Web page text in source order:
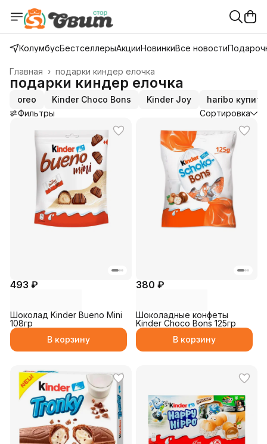
КолумбусБестселлерыАкцииНовинкиВсе новости
подарки киндер елочка
Главная ›
подарки киндер елочка
oreo Kinder Choco Bons Kinder Joy
haribo купить
Фильтры
Сортировка
493 ₽
Шоколад Kinder Bueno Mini
108гр
В корзину
380 ₽
Шоколадные конфеты
Kinder Choco Bons 125гр
В корзину